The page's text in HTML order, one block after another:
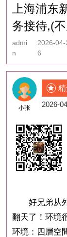
上海浦东
务接待,(
admi
n
2026-
6
小张
2026-
好兄弟从外
翻天了！环境
环境：四層空